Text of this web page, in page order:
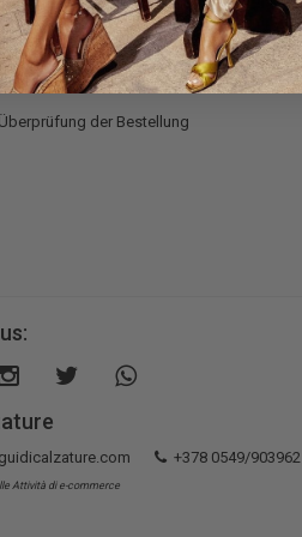
Registrieren sie sich
Wunschzettel
Überprüfung der Bestellung
+378 0549/903962
Attività di e-commerce